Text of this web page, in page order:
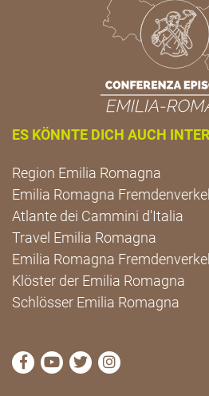
ES KÖNNTE DICH AUCH
Region Emilia Romagna
Emilia Romagna
Atlante dei Cammini d'Italia
Travel Emilia Romagna
Emilia Romagna
Klöster der Emilia Romagna
Schlösser Emilia Romagna
die Seite Facebook von
die Seite YouTube von
die Seite Twitter
die Seite